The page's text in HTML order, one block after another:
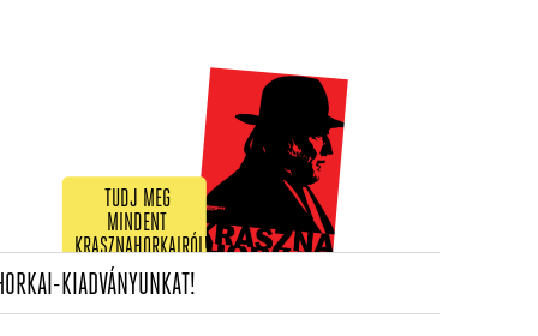
TUDJ MEG
MINDENT
KRASZNAHORKAIRÓL!
KIADVÁNYUNKAT!(CURRENT)